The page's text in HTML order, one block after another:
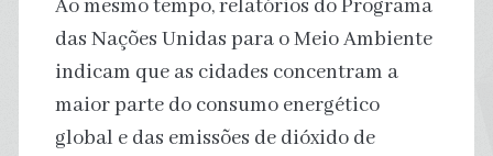
Ao mesmo tempo, relatórios do Programa
das Nações Unidas para o Meio Ambiente
indicam que as cidades concentram a
maior parte do consumo energético
global e das emissões de dióxido de